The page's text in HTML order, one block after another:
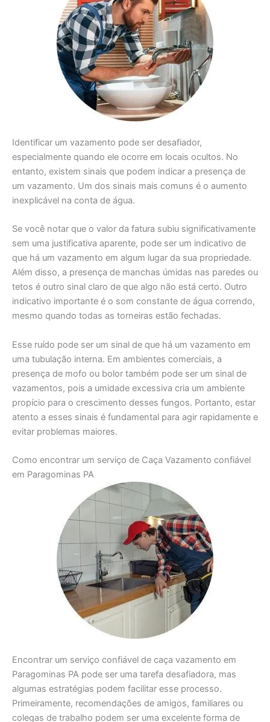
Identificar um vazamento pode ser desafiador,
especialmente quando ele ocorre em locais ocultos. No
entanto, existem sinais que podem indicar a presença de
um vazamento. Um dos sinais mais comuns é o aumento
inexplicável na conta de água.
Se você notar que o valor da fatura subiu significativamente
sem uma justificativa aparente, pode ser um indicativo de
que há um vazamento em algum lugar da sua propriedade.
Além disso, a presença de manchas úmidas nas paredes ou
tetos é outro sinal claro de que algo não está certo. Outro
indicativo importante é o som constante de água correndo,
mesmo quando todas as torneiras estão fechadas.
Esse ruído pode ser um sinal de que há um vazamento em
uma tubulação interna. Em ambientes comerciais, a
presença de mofo ou bolor também pode ser um sinal de
vazamentos, pois a umidade excessiva cria um ambiente
propício para o crescimento desses fungos. Portanto, estar
atento a esses sinais é fundamental para agir rapidamente e
evitar problemas maiores.
Como encontrar um serviço de Caça Vazamento confiável
em Paragominas PA
Encontrar um serviço confiável de caça vazamento em
Paragominas PA pode ser uma tarefa desafiadora, mas
algumas estratégias podem facilitar esse processo.
Primeiramente, recomendações de amigos, familiares ou
colegas de trabalho podem ser uma excelente forma de